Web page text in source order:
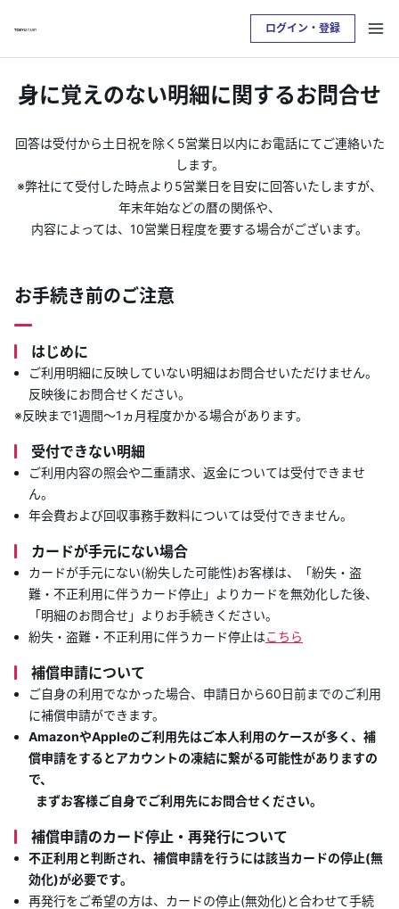
ログイン・登録
お支払い明細を確認したい方は
クレジットサービスへログインが必要です
トップ
便利なサービス
あんしんサポート
キャンペーン
よくあるご質問・お問合せ
サイト内検索
身に覚えのない明細に関するお問合せ
回答は受付から土日祝を除く5営業日以内にお電話にてご連絡いた
します。
※弊社にて受付した時点より5営業日を目安に回答いたしますが、
年末年始などの暦の関係や、
内容によっては、10営業日程度を要する場合がございます。
お手続き前のご注意
はじめに
ご利用明細に反映していない明細はお問合せいただけません。
反映後にお問合せください。
※反映まで1週間～1ヵ月程度かかる場合があります。
受付できない明細
ご利用内容の照会や二重請求、返金については受付できませ
ん。
年会費および回収事務手数料については受付できません。
カードが手元にない場合
カードが手元にない(紛失した可能性)お客様は、「紛失・盗
難・不正利用に伴うカード停止」よりカードを無効化した後、
「明細のお問合せ」よりお手続きください。
紛失・盗難・不正利用に伴うカード停止はこちら
補償申請について
ご自身の利用でなかった場合、申請日から60日前までのご利用
に補償申請ができます。
AmazonやAppleのご利用先はご本人利用のケースが多く、補
償申請をするとアカウントの凍結に繋がる可能性がありますの
で、
まずお客様ご自身でご利用先にお問合せください。
補償申請のカード停止・再発行について
不正利用と判断され、補償申請を行うには該当カードの停止(無
効化)が必要です。
再発行をご希望の方は、カードの停止(無効化)と合わせて手続